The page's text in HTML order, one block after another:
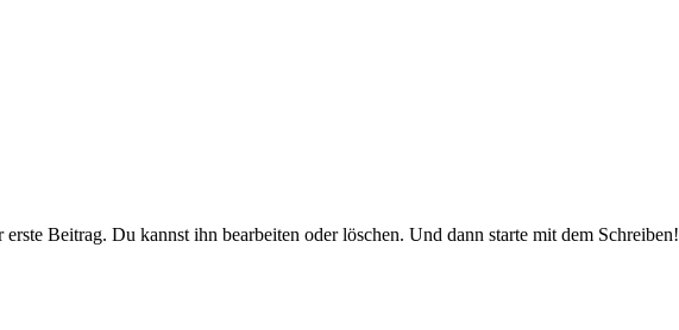
Beitrag. Du kannst ihn bearbeiten oder löschen. Und dann starte mit dem Schreiben!